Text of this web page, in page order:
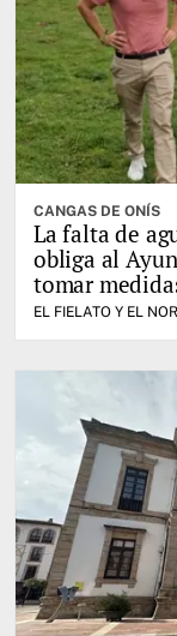
CANGAS DE ONÍS
La falta de
obliga al
tomar
EL FIELATO Y EL